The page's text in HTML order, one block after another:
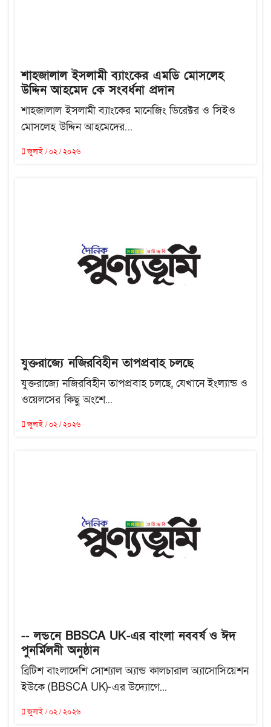
শাহজালাল ইসলামী ব্যাংকের এমডি মোসলেহ
উদ্দিন আহমেদ কে সংবর্ধনা প্রদান
শাহজালাল ইসলামী ব্যাংকের মানেজিং ডিরেক্টর ও সিইও
মোসলেহ উদ্দিন আহমেদের...
জুলাই / ০২ / ২০২৬
যুক্তরাজ্যে নজিরবিহীন তাপপ্রবাহ চলছে
যুক্তরাজ্যে নজিরবিহীন তাপপ্রবাহ চলছে, যেখানে ইংল্যান্ড ও
ওয়েলসের কিছু অংশে...
জুলাই / ০২ / ২০২৬
-- লন্ডনে BBSCA UK-এর বাংলা নববর্ষ ও ঈদ
পুনর্মিলনী অনুষ্ঠান
ব্রিটিশ বাংলাদেশি সোশ্যাল অ্যান্ড কালচারাল অ্যাসোসিয়েশন
ইউকে (BBSCA UK)-এর উদ্যোগে...
জুলাই / ০২ / ২০২৬